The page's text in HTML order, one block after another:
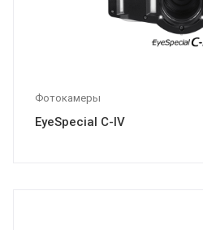
Фотокамеры
EyeSpecial C-IV